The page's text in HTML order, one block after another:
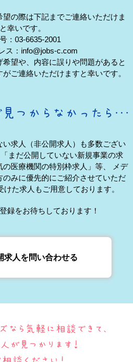
の際は下記までご連絡いただけま
幸いです。
：03-6635-2001
ス：info@jobs-c.com
望や、内容に誤りや問題があると
ご連絡いただけますと幸いです。
求人（非公開求人）も多数ござい
まだ公開していない新規事業の求
医療機関の特別枠求人」等、
メデ
のみに優先的にご紹介させていただ
けた求人もご用意しております。
録をお待ちしております！
求人を問い合わせる